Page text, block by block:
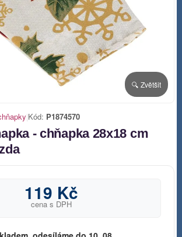
🔍 Zvětšit
|Kód: P1874570
- chňapka 28x18 cm
119 Kč
cena s DPH